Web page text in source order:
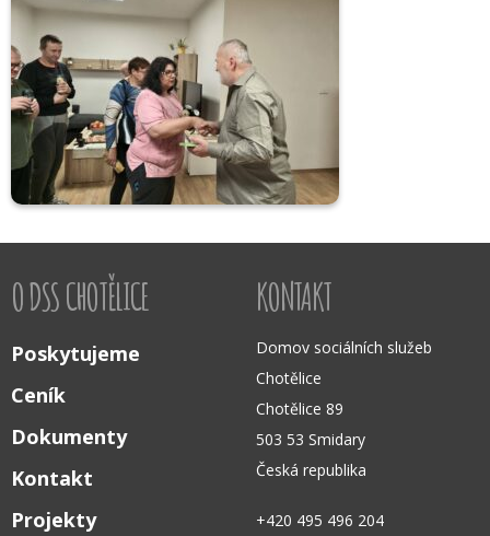
O DSS CHOTĚLICE
Poskytujeme
Ceník
Dokumenty
Kontakt
Projekty
KONTAKT
Domov sociálních služeb
Chotělice
Chotělice 89
503 53 Smidary
Česká republika
+420 495 496 204